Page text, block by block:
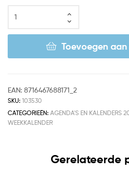
Toevoegen
EAN: 8716467688171_2
SKU: 103530
CATEGORIEËN: AGENDA'S EN KALENDERS
WEEKKALENDER
Gerelateerde